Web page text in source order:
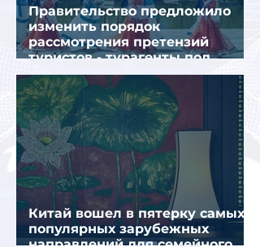
Правительство предложило
изменить порядок
рассмотрения претензий
туристов - турагенты под
ударом!
Китай вошел в пятерку самых
популярных зарубежных